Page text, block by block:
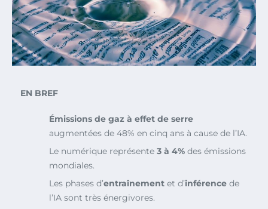
EN BREF
Émissions de gaz à effet de serre
augmentées de 48% en cinq ans à cause de l’IA.
Le numérique représente 3 à 4% des émissions
mondiales.
Les phases d’entraînement et d’inférence de
l’IA sont très énergivores.